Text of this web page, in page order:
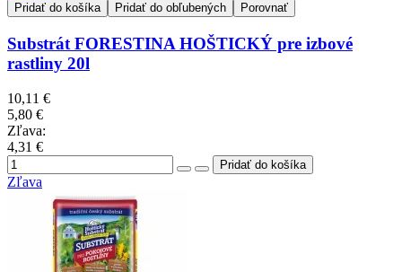
Pridať do košíka Pridať do obľubených Porovnať
Substrát FORESTINA HOŠTICKÝ pre izbové
rastliny 20l
10,11 €
5,80 €
Zľava:
4,31 €
Zľava